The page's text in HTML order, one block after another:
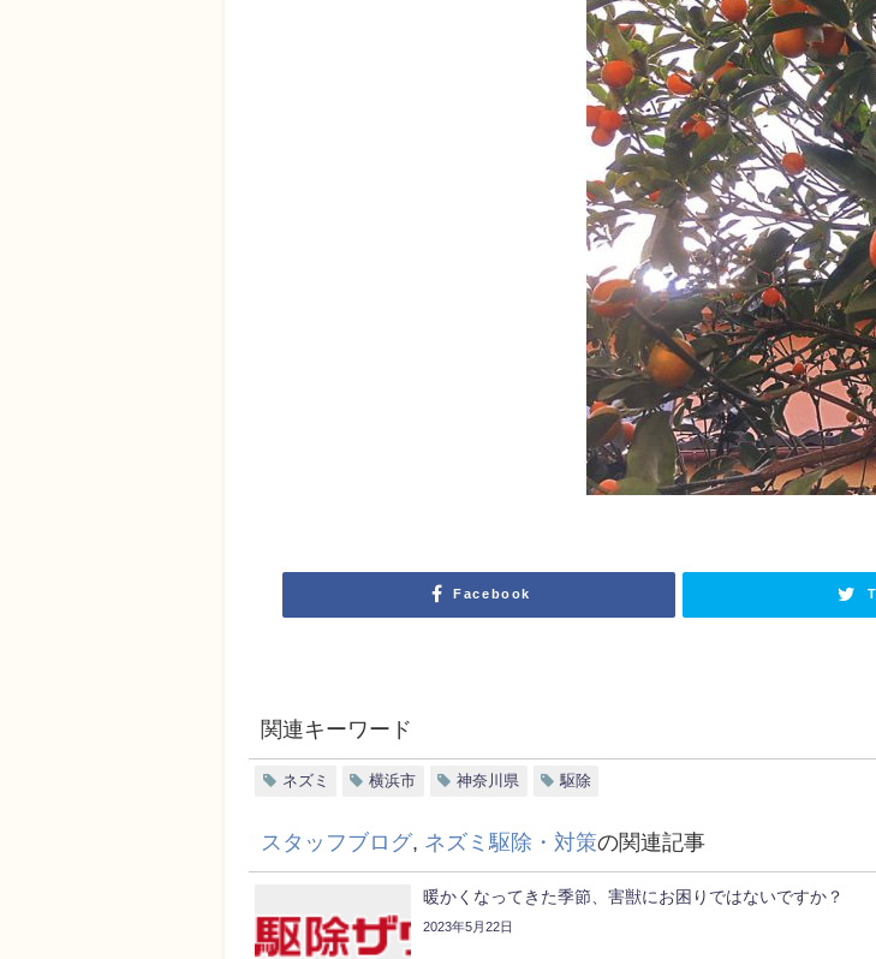
Facebook
関連キーワード
ネズミ 横浜市 神奈川県 駆除
スタッフブログ, ネズミ駆除・対策の関連記事
暖かくなってきた季節、害獣にお困りではないですか？
2023年5月22日